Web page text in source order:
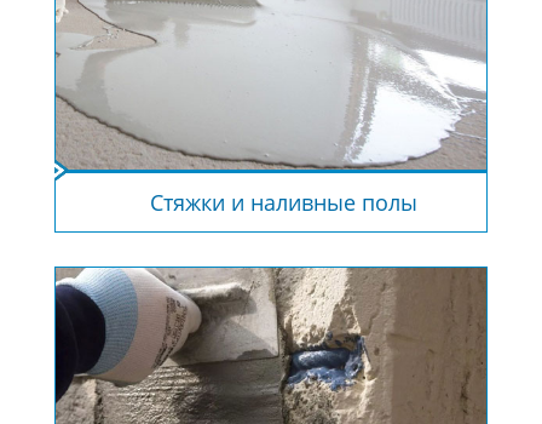
Стяжки и наливные полы